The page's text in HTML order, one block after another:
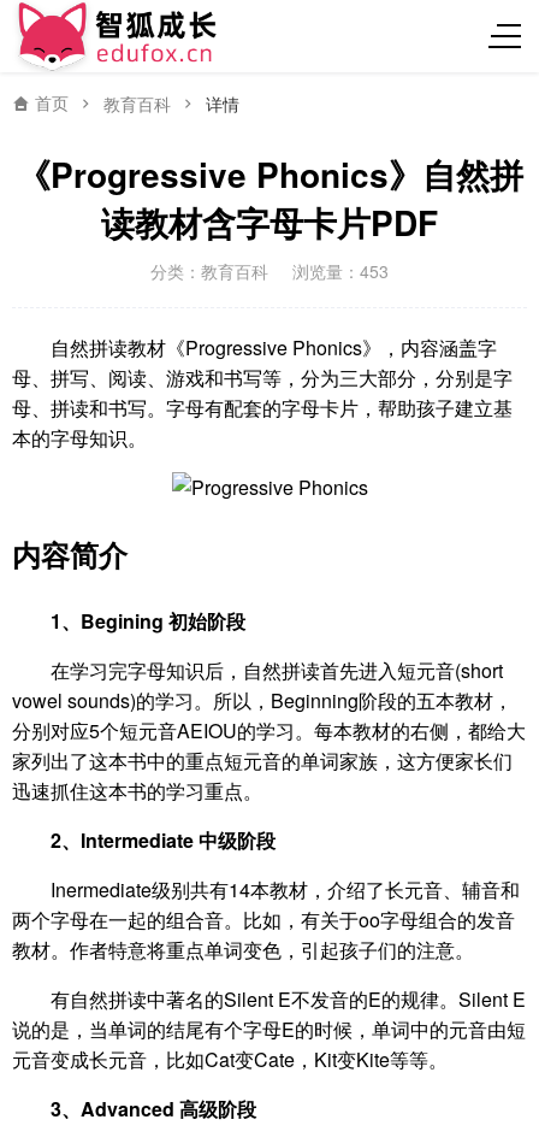
首页 教育百科 详情
《Progressive Phonics》自然拼
读教材含字母卡片PDF
分类： 教育百科 浏览量：453
自然拼读教材《Progressive Phonics》，内容涵盖字
母、拼写、阅读、游戏和书写等，分为三大部分，分别是字
母、拼读和书写。字母有配套的字母卡片，帮助孩子建立基
本的字母知识。
内容简介
1、Begining 初始阶段
在学习完字母知识后，自然拼读首先进入短元音(short
vowel sounds)的学习。所以，Beginning阶段的五本教材，
分别对应5个短元音AEIOU的学习。每本教材的右侧，都给大
家列出了这本书中的重点短元音的单词家族，这方便家长们
迅速抓住这本书的学习重点。
2、Intermediate 中级阶段
Inermediate级别共有14本教材，介绍了长元音、辅音和
两个字母在一起的组合音。比如，有关于oo字母组合的发音
教材。作者特意将重点单词变色，引起孩子们的注意。
有自然拼读中著名的Silent E不发音的E的规律。Silent E
说的是，当单词的结尾有个字母E的时候，单词中的元音由短
元音变成长元音，比如Cat变Cate，Kit变Kite等等。
3、Advanced 高级阶段